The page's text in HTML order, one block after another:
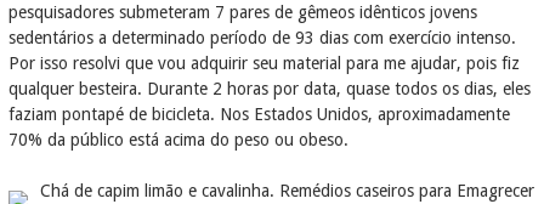
pesquisadores submeteram 7 pares de gêmeos idênticos jovens
sedentários a determinado período de 93 dias com exercício intenso.
Por isso resolvi que vou adquirir seu material para me ajudar, pois fiz
qualquer besteira. Durante 2 horas por data, quase todos os dias, eles
faziam pontapé de bicicleta. Nos Estados Unidos, aproximadamente
70% da público está acima do peso ou obeso.
Chá de capim limão e cavalinha. Remédios caseiros para Emagrecer